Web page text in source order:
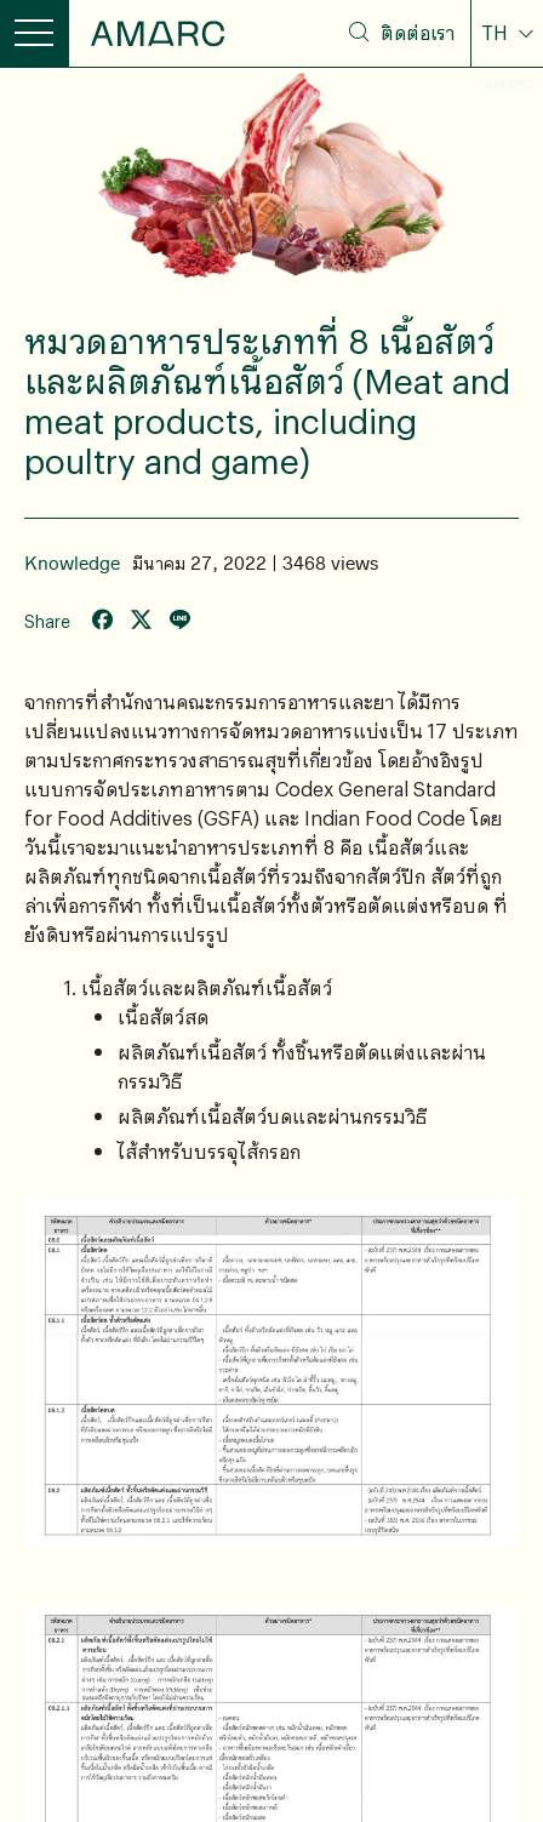
ติดต่อเรา TH
หมวดอาหารประเภทที่ 8 เนื้อสัตว์
และผลิตภัณฑ์เนื้อสัตว์ (Meat and
meat products, including
poultry and game)
Knowledge มีนาคม 27, 2022 | 3468 views
Share
จากการที่สํานักงานคณะกรรมการอาหารและยา ได้มีการ
เปลี่ยนแปลงแนวทางการจัดหมวดอาหารแบ่งเป็น 17 ประเภท
ตามประกาศกระทรวงสาธารณสุขที่เกี่ยวข้อง โดยอ้างอิงรูป
แบบการจัดประเภทอาหารตาม Codex General Standard
for Food Additives (GSFA) และ Indian Food Code โดย
วันนี้เราจะมาแนะนำอาหารประเภทที่ 8 คือ เนื้อสัตว์และ
ผลิตภัณฑ์ทุกชนิดจากเนื้อสัตว์ที่รวมถึงจากสัตว์ปีก สัตว์ที่ถูก
ล่าเพื่อการกีฬา ทั้งที่เป็นเนื้อสัตว์ทั้งตัวหรือตัดแต่งหรือบด ที่
ยังดิบหรือผ่านการแปรรูป
เนื้อสัตว์และผลิตภัณฑ์เนื้อสัตว์
เนื้อสัตว์สด
ผลิตภัณฑ์เนื้อสัตว์ ทั้งชิ้นหรือตัดแต่งและผ่าน
กรรมวิธี
ผลิตภัณฑ์เนื้อสัตว์บดและผ่านกรรมวิธี
ไส้สำหรับบรรจุไส้กรอก